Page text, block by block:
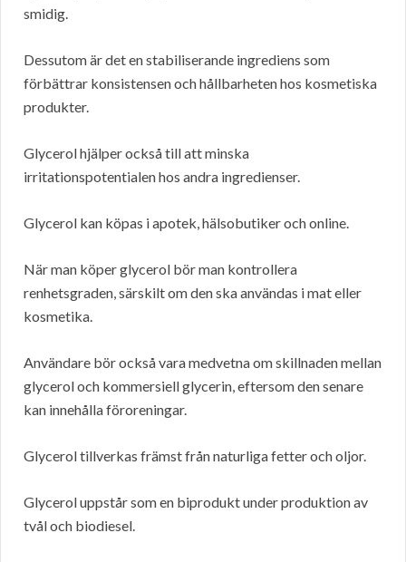
smidig.
Dessutom är det en stabiliserande ingrediens som
förbättrar konsistensen och hållbarheten hos kosmetiska
produkter.
Glycerol hjälper också till att minska
irritationspotentialen hos andra ingredienser.
Glycerol kan köpas i apotek, hälsobutiker och online.
När man köper glycerol bör man kontrollera
renhetsgraden, särskilt om den ska användas i mat eller
kosmetika.
Användare bör också vara medvetna om skillnaden mellan
glycerol och kommersiell glycerin, eftersom den senare
kan innehålla föroreningar.
Glycerol tillverkas främst från naturliga fetter och oljor.
Glycerol uppstår som en biprodukt under produktion av
tvål och biodiesel.